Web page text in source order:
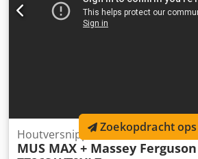
Houtversnipperaar
MUS MAX + Massey Ferguson
Zoekopdracht